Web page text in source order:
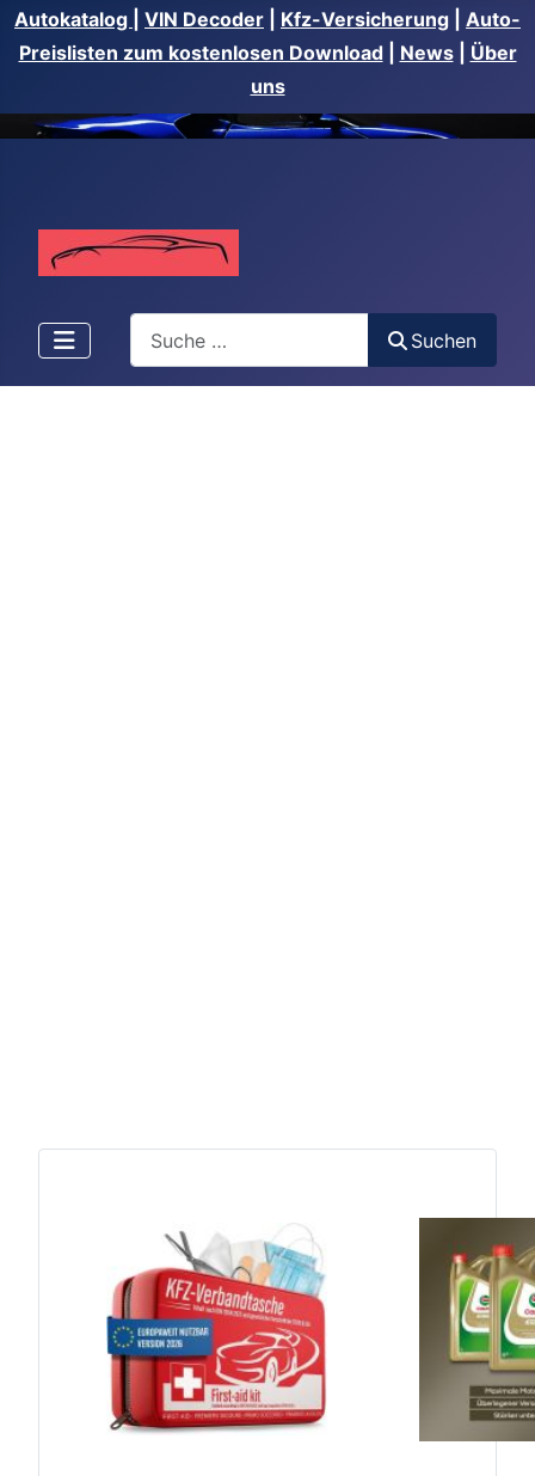
Autokatalog VIN Decoder Kfz-Versicherung
Auto-
Preislisten zum kostenlosen Download| News| Über
uns
Suchen